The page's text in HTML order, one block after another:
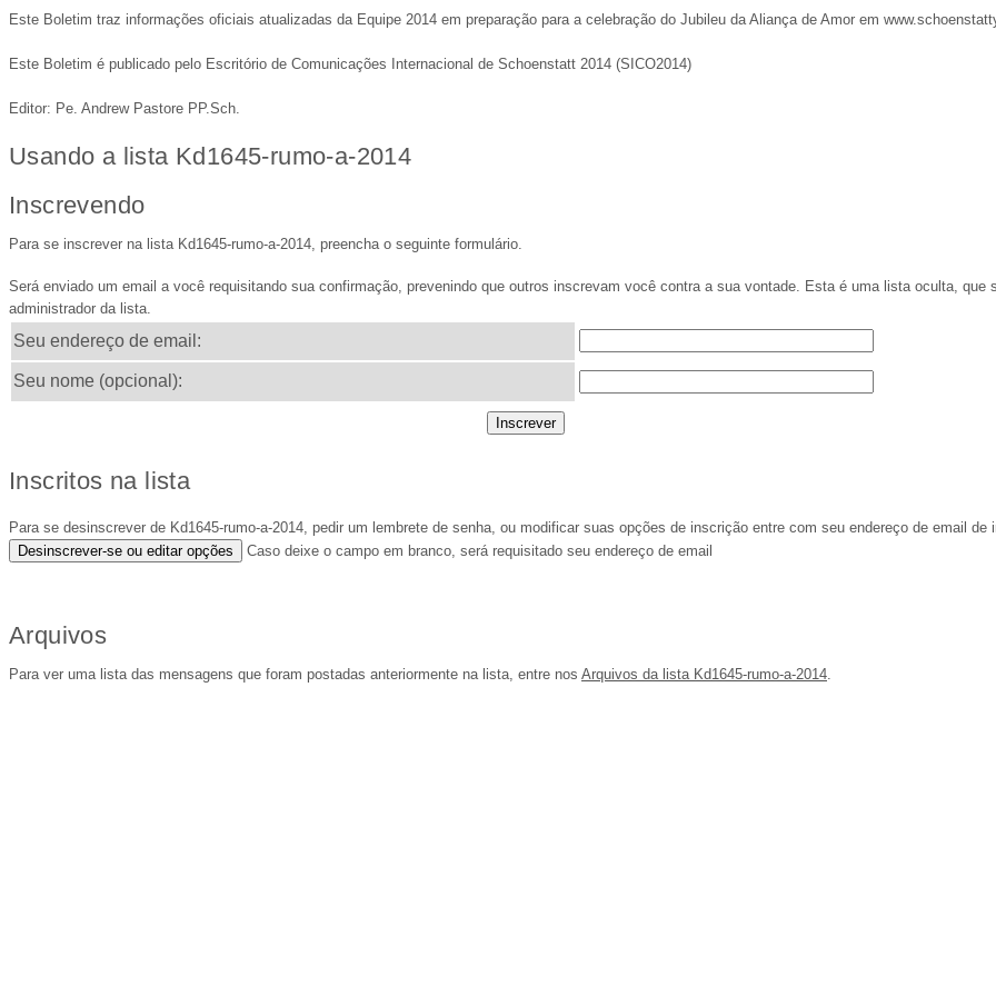
Este Boletim traz informações oficiais atualizadas da Equipe 2014 em preparação para a celebração do Jubileu da Aliança de Amor em
Este Boletim é publicado pelo Escritório de Comunicações Internacional de Schoenstatt 2014 (SICO2014)
Editor: Pe. Andrew Pastore PP.Sch.
Usando a lista Kd1645-rumo-a-2014
Inscrevendo
Para se inscrever na lista Kd1645-rumo-a-2014, preencha o seguinte formulário.
Será enviado um email a você requisitando sua confirmação, prevenindo que outros inscrevam você contra a sua vontade. Esta é uma lista oculta,
administrador da lista.
Seu endereço de email:
Seu nome (opcional):
Inscritos na lista
Para se desinscrever de Kd1645-rumo-a-2014, pedir um lembrete de senha, ou modificar suas opções de inscrição entre com seu endereço de email de
Caso deixe o campo em branco, será requisitado seu endereço de email
Arquivos
Para ver uma lista das mensagens que foram postadas anteriormente na lista, entre nos Arquivos da lista Kd1645-rumo-a-2014.